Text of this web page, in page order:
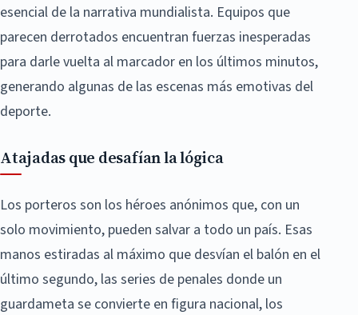
esencial de la narrativa mundialista. Equipos que
parecen derrotados encuentran fuerzas inesperadas
para darle vuelta al marcador en los últimos minutos,
generando algunas de las escenas más emotivas del
deporte.
Atajadas que desafían la lógica
Los porteros son los héroes anónimos que, con un
solo movimiento, pueden salvar a todo un país. Esas
manos estiradas al máximo que desvían el balón en el
último segundo, las series de penales donde un
guardameta se convierte en figura nacional, los